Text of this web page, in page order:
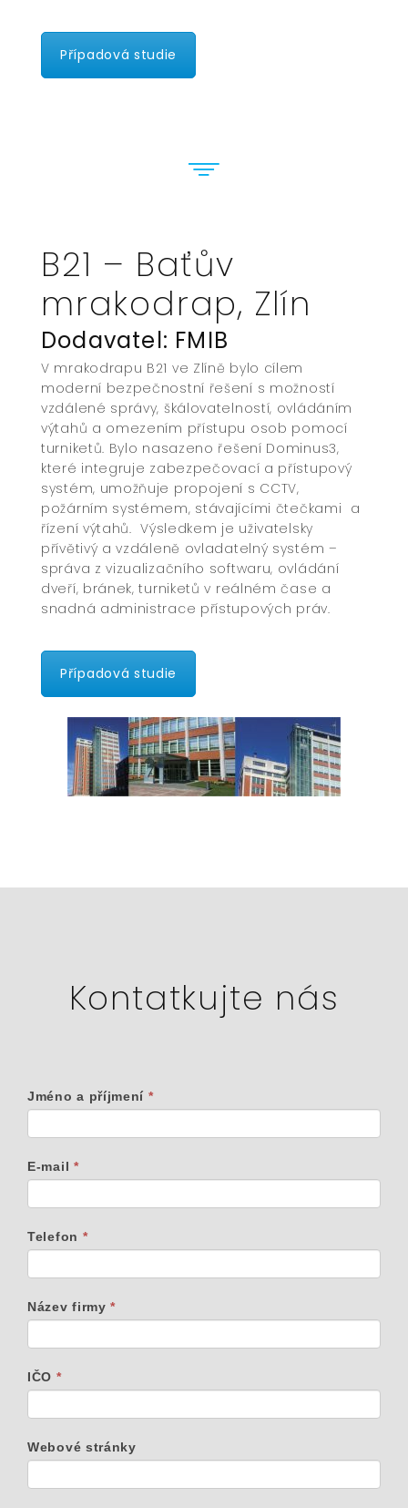
Případová studie
B21 – Baťův
mrakodrap, Zlín
Dodavatel: FMIB
V mrakodrapu B21 ve Zlíně bylo cílem
moderní bezpečnostní řešení s možností
vzdálené správy, škálovatelností, ovládáním
výtahů a omezením přístupu osob pomocí
turniketů. Bylo nasazeno řešení Dominus3,
které integruje zabezpečovací a přístupový
systém, umožňuje propojení s CCTV,
požárním systémem, stávajícími čtečkami a
řízení výtahů. Výsledkem je uživatelsky
přívětivý a vzdáleně ovladatelný systém –
správa z vizualizačního softwaru, ovládání
dveří, bránek, turniketů v reálném čase a
snadná administrace přístupových práv.
Případová studie
Kontatkujte nás
Pro
montážní
firmy
Jméno a příjmení *
E-mail *
Telefon *
Název firmy*
IČO *
Webové stránky